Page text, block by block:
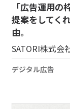
「広告運用
提案をしてく
由。
SATORI株式会
デジタル広告